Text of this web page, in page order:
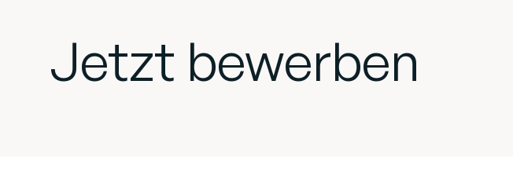
Jetzt bewerben